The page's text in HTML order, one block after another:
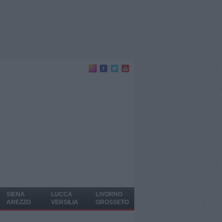
SIENA
AREZZO
LUCCA
VERSILIA
LIVORNO
GROSSETO